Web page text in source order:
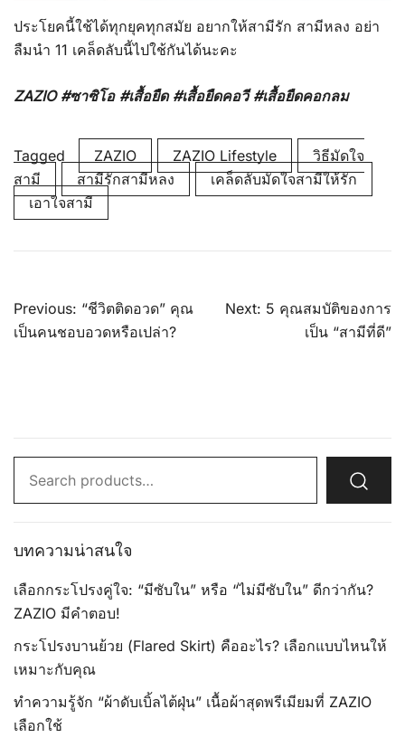
ประโยคนี้ใช้ได้ทุกยุคทุกสมัย อยากให้สามีรัก สามีหลง อย่า
ลืมนำ 11 เคล็ดลับนี้ไปใช้กันได้นะคะ
ZAZIO #ซาซิโอ #เสื้อยืด #เสื้อยืดคอวี #เสื้อยืดคอกลม
Tagged ZAZIO ZAZIO Lifestyle
วิธีมัดใจ
สามี
สามีรักสามีหลง
เคล็ดลับมัดใจสามีให้รัก
เอาใจสามี
Post
navigation
Previous: “ชีวิตติดอวด” คุณ
เป็นคนชอบอวดหรือเปล่า?
Next: 5 คุณสมบัติของการ
เป็น “สามีที่ดี”
for:
บทความน่าสนใจ
เลือกกระโปรงคู่ใจ: “มีซับใน” หรือ “ไม่มีซับใน” ดีกว่ากัน?
ZAZIO มีคำตอบ!
กระโปรงบานย้วย (Flared Skirt) คืออะไร? เลือกแบบไหนให้
เหมาะกับคุณ
ทำความรู้จัก “ผ้าดับเบิ้ลไต้ฝุ่น” เนื้อผ้าสุดพรีเมียมที่ ZAZIO
เลือกใช้